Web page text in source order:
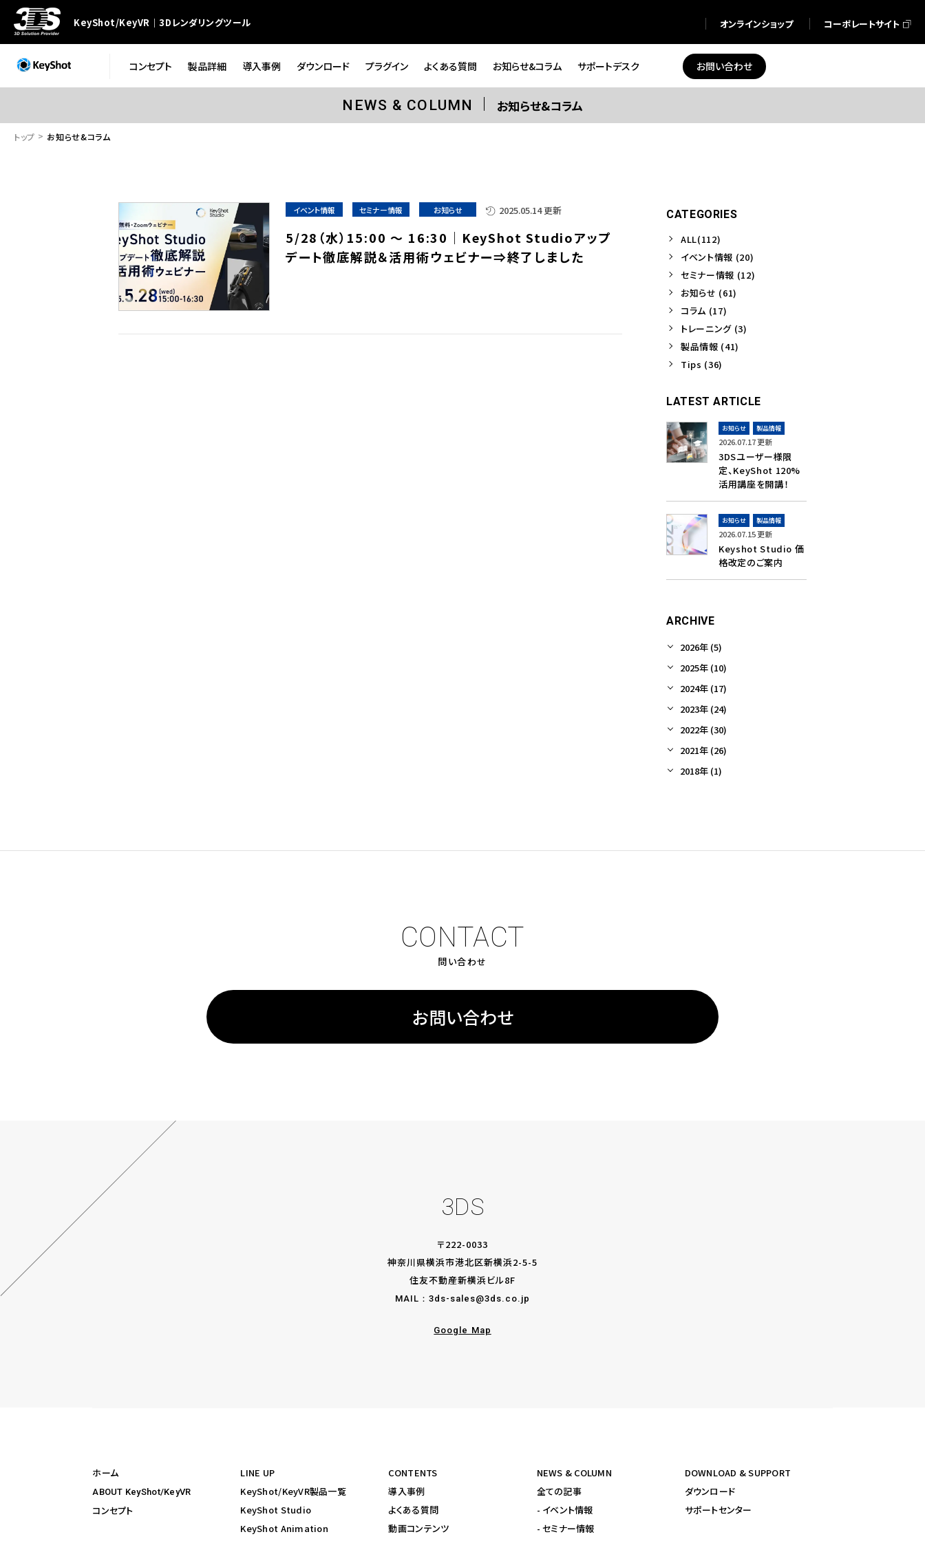
KeyShot/KeyVR｜3Dレンダリングツール オンラインショップ コーポレートサイト
コンセプト 製品詳細 導入事例 ダウンロード プラグイン よくある質問 お知らせ&コラム サポートデスク お問い合わせ
NEWS & COLUMN お知らせ&コラム
トップ お知らせ&コラム
イベント情報 セミナー情報 お知らせ 2025.05.14 更新
5/28（水）15:00 ～ 16:30｜KeyShot Studioアップ
デート徹底解説＆活用術ウェビナー⇒終了しました
CATEGORIES
ALL(112)
イベント情報 (20)
セミナー情報 (12)
お知らせ (61)
コラム (17)
トレーニング (3)
製品情報 (41)
Tips (36)
LATEST ARTICLE
お知らせ 製品情報
2026.07.17 更新
3DSユーザー様限
定、KeyShot 120%
活用講座を開講！
お知らせ 製品情報
2026.07.15 更新
Keyshot Studio 価
格改定のご案内
ARCHIVE
2026年 (5)
2025年 (10)
2024年 (17)
2023年 (24)
2022年 (30)
2021年 (26)
2018年 (1)
CONTACT
問い合わせ
お問い合わせ
3DS
〒222-0033
神奈川県横浜市港北区新横浜2-5-5
住友不動産新横浜ビル8F
MAIL： 3ds-sales@3ds.co.jp
Google Map
ホーム
ABOUT KeyShot/KeyVR
コンセプト
LINE UP
KeyShot/KeyVR製品一覧
KeyShot Studio
KeyShot Animation
CONTENTS
導入事例
よくある質問
動画コンテンツ
NEWS & COLUMN
全ての記事
- イベント情報
- セミナー情報
DOWNLOAD & SUPPORT
ダウンロード
サポートセンター